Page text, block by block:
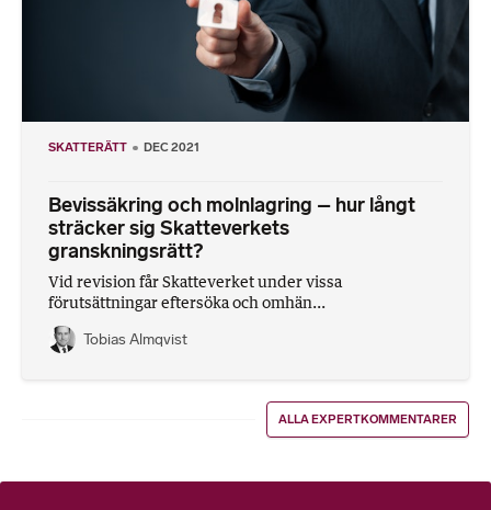
SKATTERÄTT DEC 2021
Bevissäkring och molnlagring – hur långt
sträcker sig Skatteverkets
granskningsrätt?
Vid revision får Skatteverket under vissa
förutsättningar eftersöka och omhän...
Tobias Almqvist
ALLA EXPERTKOMMENTARER